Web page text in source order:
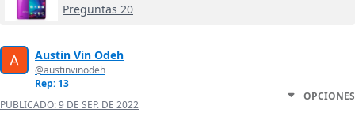
Preguntas 20
Austin Vin Odeh
@austinvinodeh
Rep: 13
PUBLICADO:9 DE SEP. DE 2022
OPCIONES